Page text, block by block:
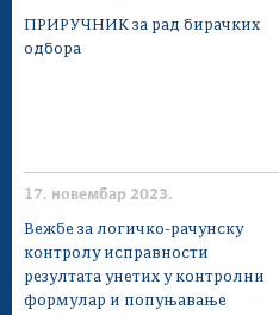
ПРИРУЧНИК за рад бирачких
одбора
17. новембар 2023.
Вежбе за логичко-рачунску
контролу исправности
резултата унетих у контролни
формулар и попуњавање